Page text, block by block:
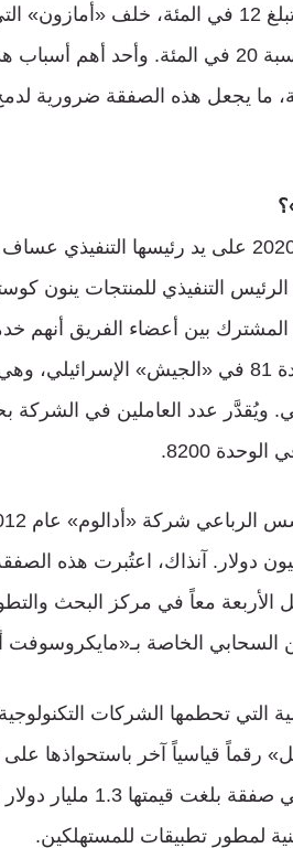
و«مايكروسوفت» بنسبة 20 في المئة.
ما يجعل هذه الصفقة ضرورية
تأسست «ويز» عام 2020 على يد رئيسها
التنفيذي للمنتجات ينون
رابابورت لاحقاً بالوحدة 81 في
8200.
بلغت 320 مليون دولار. آنذاك،
الأربعة معاً في مركز البحث
السحابي الخاصة بـ«مايكروسوفت
التي تحطمها الشركات
الخرائط والملاحة،
لمطور تطبيقات للمستهلكين.